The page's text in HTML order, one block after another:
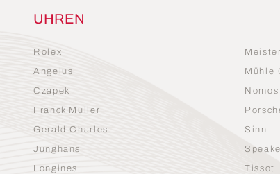
UHREN
Rolex
Angelus
Czapek
Franck Muller
Gerald Charles
Junghans
Longines
Mühle
Sinn
Tissot